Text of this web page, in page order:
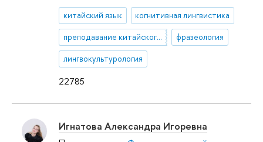
22785
китайский язык когнитивная лингвистика
преподавание китайского языка фразеология
лингвокультурология
Игнатова Александра Игоревна